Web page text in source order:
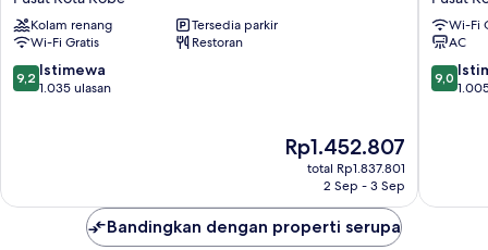
Kobe
Pusat
Kota
Kobe
Kolam renang
Tersedia parkir
Wi-Fi Gratis
Restoran
9.2
dari
9,2 Istimewa
1.035 ulasan
Harga
sekarang
Rp1.452.807
Rp1.452.807
total Rp1.837.801
2 Sep - 3 Sep
Park
Canvas
Kobe
Pusat
Wi-Fi
AC
9.0
dari
9,0
Bandingkan dengan properti serupa